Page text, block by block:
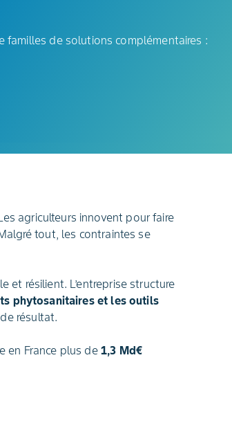
familles de solutions complémentaires :
agriculteurs innovent pour faire
tout, les contraintes se
et résilient. L’entreprise structure
phytosanitaires et les outils
résultat.
en France plus de 1,3 Md€